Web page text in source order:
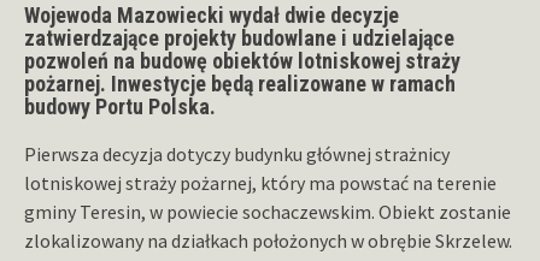
Wojewoda Mazowiecki wydał dwie decyzje
zatwierdzające projekty budowlane i udzielające
pozwoleń na budowę obiektów lotniskowej straży
pożarnej. Inwestycje będą realizowane w ramach
budowy Portu Polska.
Pierwsza decyzja dotyczy budynku głównej strażnicy
lotniskowej straży pożarnej, który ma powstać na terenie
gminy Teresin, w powiecie sochaczewskim. Obiekt zostanie
zlokalizowany na działkach położonych w obrębie Skrzelew.